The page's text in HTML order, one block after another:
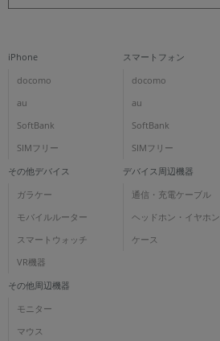
iPhone
docomo
au
SoftBank
SIMフリー
スマートフォン
docomo
au
SoftBank
SIMフリー
その他デバイス
ガラケー
モバイルルーター
スマートウォッチ
VR機器
デバイス周辺機器
通信・充電ケーブル
ヘッドホン・イヤホン
ケース
その他周辺機器
モニター
マウス